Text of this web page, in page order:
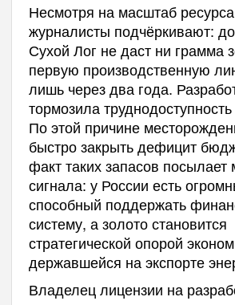
Несмотря на масштаб
журналисты подчёркивают:
Сухой Лог не даст ни грамма
первую производственную
лишь через два года.
тормозила
По этой причине
быстро закрыть дефицит
факт таких запасов посылает
сигнала: у России есть
способный поддержать
систему, а золото становится
стратегической опорой
державшейся на экспорте
Владелец лицензии на